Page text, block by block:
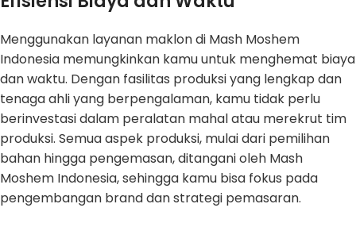
Menggunakan layanan maklon di Mash Moshem
Indonesia memungkinkan kamu untuk menghemat biaya
dan waktu. Dengan fasilitas produksi yang lengkap dan
tenaga ahli yang berpengalaman, kamu tidak perlu
berinvestasi dalam peralatan mahal atau merekrut tim
produksi. Semua aspek produksi, mulai dari pemilihan
bahan hingga pengemasan, ditangani oleh Mash
Moshem Indonesia, sehingga kamu bisa fokus pada
pengembangan brand dan strategi pemasaran.